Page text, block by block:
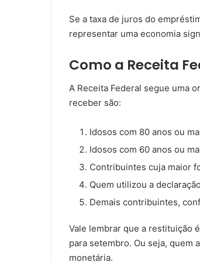
Se a taxa de juros do
representar uma economia
Como a Receita
A Receita Federal segue uma
receber são:
Idosos com 80 anos ou
Idosos com 60 anos ou
Contribuintes cuja maior
Quem utilizou a
Demais contribuintes,
Vale lembrar que a restituição
para setembro. Ou seja, quem
monetária.